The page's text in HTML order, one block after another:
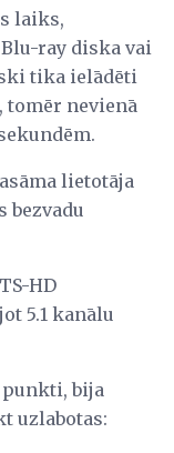
laiks,
ray diska vai
tika ielādēti
tomēr nevienā
lietotāja
bezvadu
HD
5.1 kanālu
punkti, bija
uzlabotas: